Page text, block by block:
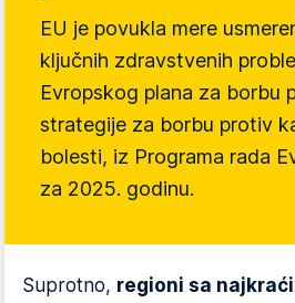
EU je povukla mere
ključnih zdravstvenih
Evropskog plana za borbu
strategije za borbu protiv
bolesti, iz Programa rada
za 2025. godinu.
Suprotno, regioni sa